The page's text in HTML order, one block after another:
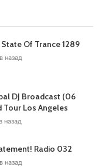
Of Trance 1289
назад
DJ Broadcast (06
Los Angeles
назад
Radio 032
назад